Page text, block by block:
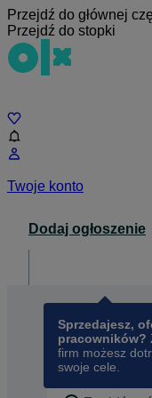
Przejdź do głównej
Przejdź do stopki
Twoje konto
Dodaj ogłoszenie
Sprzedajesz,
pracowników?
firm możesz
swoje cele.